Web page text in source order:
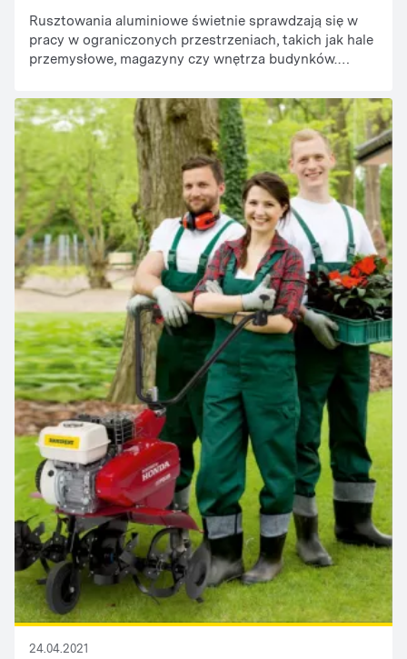
Rusztowania aluminiowe świetnie sprawdzają się w
pracy w ograniczonych przestrzeniach, takich jak hale
przemysłowe, magazyny czy wnętrza budynków.
do szybkiego dostosowywania się do różnych
warunków i wymagań przestrzennych.
24.04.2021